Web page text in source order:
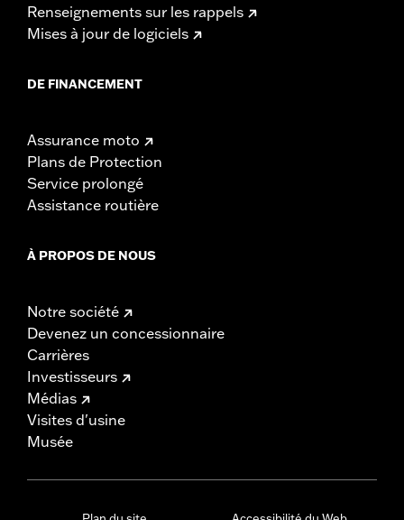
Renseignements sur les rappels
Mises à jour de logiciels
DE FINANCEMENT
Assurance moto
Plans de Protection
Service prolongé
Assistance routière
À PROPOS DE NOUS
Notre société
Devenez un concessionnaire
Carrières
Investisseurs
Médias
Visites d'usine
Musée